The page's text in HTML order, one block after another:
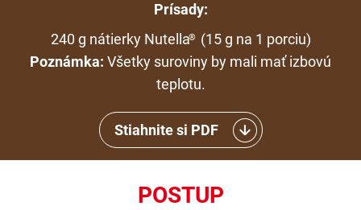
Prísady:
240 g nátierky Nutella®
(15 g na 1 porciu)
Poznámka: Všetky suroviny by mali mať izbovú
teplotu.
Stiahnite si PDF
POSTUP